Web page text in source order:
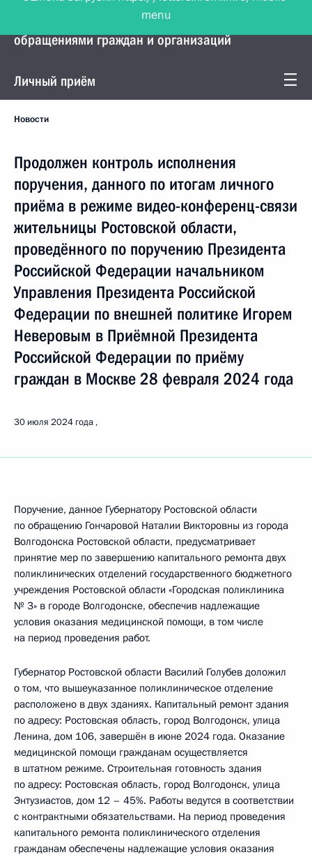
Управление Президента по работе с
обращениями граждан и организаций
Личный приём
Новости
Продолжен контроль исполнения
поручения, данного по итогам личного
приёма в режиме видео-конференц-связи
жительницы Ростовской области,
проведённого по поручению Президента
Российской Федерации начальником
Управления Президента Российской
Федерации по внешней политике Игорем
Неверовым в Приёмной Президента
Российской Федерации по приёму
граждан в Москве 28 февраля 2024 года
30 июля 2024 года
Поручение, данное Губернатору Ростовской области
по обращению Гончаровой Наталии Викторовны из города
Волгодонска Ростовской области, предусматривает
принятие мер по завершению капитального ремонта двух
поликлинических отделений государственного бюджетного
учреждения Ростовской области «Городская поликлиника
№ 3» в городе Волгодонске, обеспечив надлежащие
условия оказания медицинской помощи, в том числе
на период проведения работ.
Губернатор Ростовской области Василий Голубев доложил
о том, что вышеуказанное поликлиническое отделение
расположено в двух зданиях. Капитальный ремонт здания
по адресу: Ростовская область, город Волгодонск, улица
Ленина, дом 106, завершён в июне 2024 года. Оказание
медицинской помощи гражданам осуществляется
в штатном режиме. Строительная готовность здания
по адресу: Ростовская область, город Волгодонск, улица
Энтузиастов, дом 12 – 45%. Работы ведутся в соответствии
с контрактными обязательствами. На период проведения
капитального ремонта поликлинического отделения
гражданам обеспечены надлежащие условия оказания
menu